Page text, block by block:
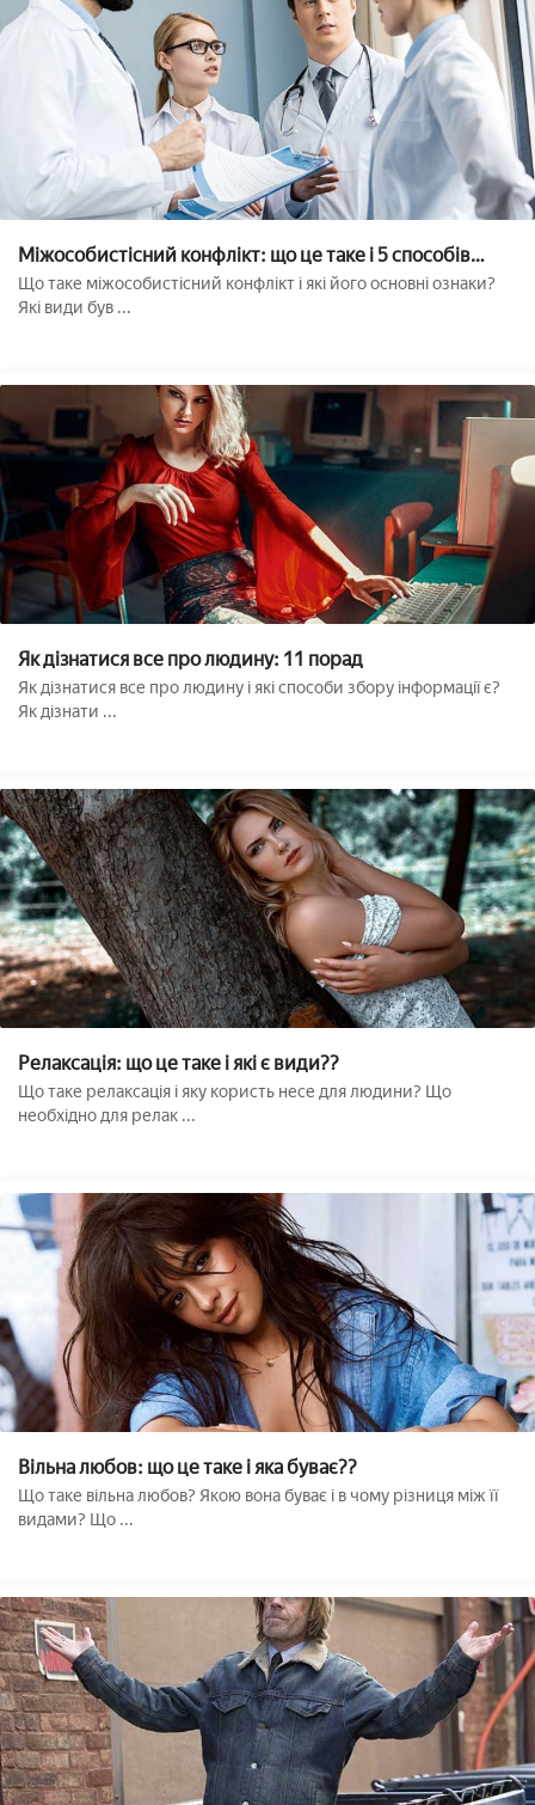
Міжособистісний конфлікт: що це таке і 5 способів
вирішення
Що таке міжособистісний конфлікт і які його основні ознаки?
Які види був ...
Як дізнатися все про людину: 11 порад
Як дізнатися все про людину і які способи збору інформації є?
Як дізнати ...
Релаксація: що це таке і які є види??
Що таке релаксація і яку користь несе для людини? Що
необхідно для релак ...
Вільна любов: що це таке і яка буває??
Що таке вільна любов? Якою вона буває і в чому різниця між її
видами? Що ...